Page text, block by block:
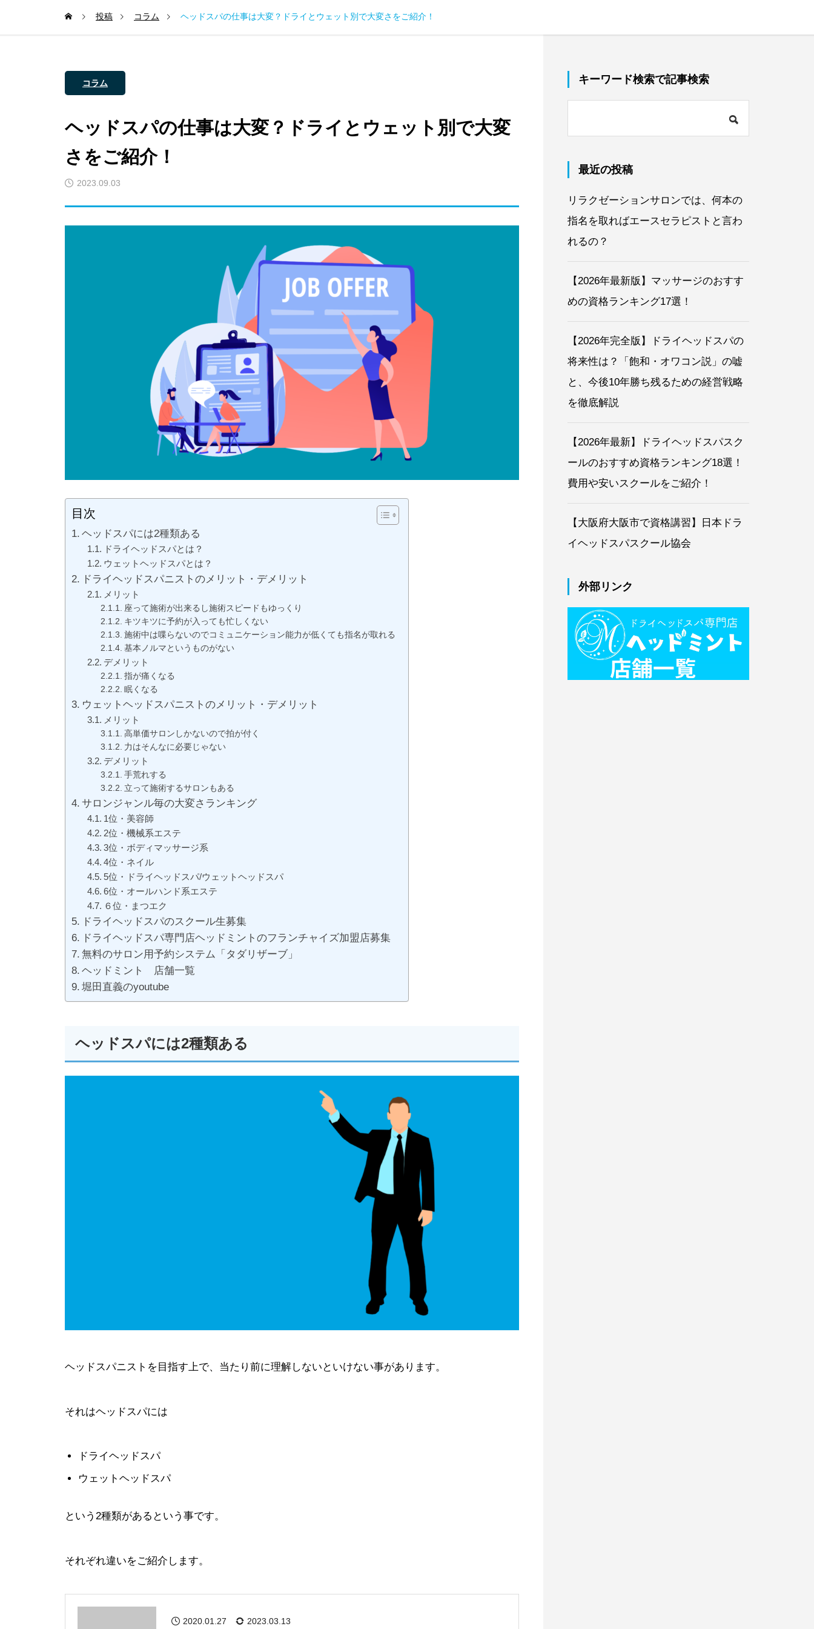
投稿 コラム ヘッドスパの仕事は大変？ドライとウェット別で大変さをご紹介！
コラム
ヘッドスパの仕事は大変？ドライとウェット別で大変
さをご紹介！
2023.09.03
目次
ヘッドスパには2種類ある
ドライヘッドスパとは？
ウェットヘッドスパとは？
ドライヘッドスパニストのメリット・デメリット
メリット
座って施術が出来るし施術スピードもゆっくり
キツキツに予約が入っても忙しくない
施術中は喋らないのでコミュニケーション能力が低くても指名が取れる
基本ノルマというものがない
デメリット
指が痛くなる
眠くなる
ウェットヘッドスパニストのメリット・デメリット
メリット
高単価サロンしかないので拍が付く
力はそんなに必要じゃない
デメリット
手荒れする
立って施術するサロンもある
サロンジャンル毎の大変さランキング
1位・美容師
2位・機械系エステ
3位・ボディマッサージ系
4位・ネイル
5位・ドライヘッドスパ/ウェットヘッドスパ
6位・オールハンド系エステ
６位・まつエク
ドライヘッドスパのスクール生募集
ドライヘッドスパ専門店ヘッドミントのフランチャイズ加盟店募集
無料のサロン用予約システム「タダリザーブ」
ヘッドミント 店舗一覧
堀田直義のyoutube
ヘッドスパには2種類ある
ヘッドスパニストを目指す上で、当たり前に理解しないといけない事があります。
それはヘッドスパには
ドライヘッドスパ
ウェットヘッドスパ
という2種類があるという事です。
それぞれ違いをご紹介します。
2020.01.27 2023.03.13
キーワード検索で記事検索
最近の投稿
リラクゼーションサロンでは、何本の
指名を取ればエースセラピストと言わ
れるの？
【2026年最新版】マッサージのおすす
めの資格ランキング17選！
【2026年完全版】ドライヘッドスパの
将来性は？「飽和・オワコン説」の嘘
と、今後10年勝ち残るための経営戦略
を徹底解説
【2026年最新】ドライヘッドスパスク
ールのおすすめ資格ランキング18選！
費用や安いスクールをご紹介！
【大阪府大阪市で資格講習】日本ドラ
イヘッドスパスクール協会
外部リンク